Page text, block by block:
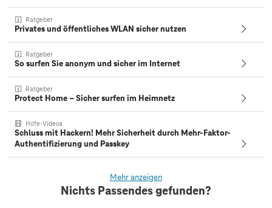
Ratgeber
Privates und öffentliches WLAN sicher nutzen
Ratgeber
So surfen Sie anonym und sicher im Internet
Ratgeber
Protect Home – Sicher surfen im Heimnetz
Hilfe-Videos
Schluss mit Hackern! Mehr Sicherheit durch Mehr-Faktor-
Authentifizierung und Passkey
Mehr anzeigen
Nichts Passendes gefunden?